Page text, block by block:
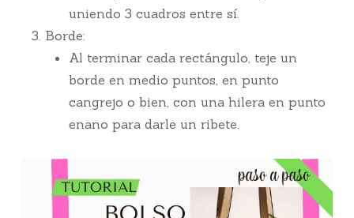
uniendo 3 cuadros entre sí.
Borde:
Al terminar cada rectángulo, teje un
borde en medio puntos, en punto
cangrejo o bien, con una hilera en punto
enano para darle un ribete.